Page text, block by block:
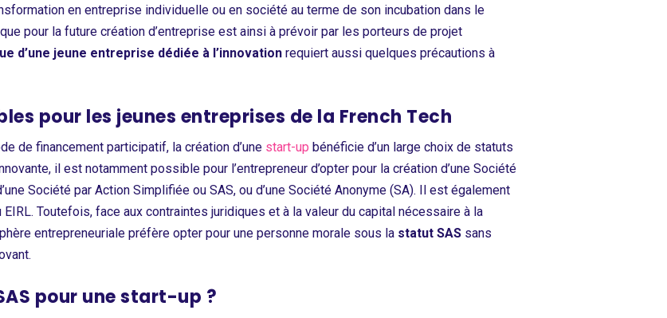
en entreprise individuelle ou en société au terme de son incubation dans le
pour la future création d’entreprise est ainsi à prévoir par les porteurs de projet
d’une jeune entreprise dédiée à l’innovation requiert aussi quelques précautions à
pour les jeunes entreprises de la French Tech
de financement participatif, la création d’une start-up bénéficie d’un large choix de statuts
il est notamment possible pour l’entrepreneur d’opter pour la création d’une Société
Société par Action Simplifiée ou SAS, ou d’une Société Anonyme (SA). Il est également
EIRL. Toutefois, face aux contraintes juridiques et à la valeur du capital nécessaire à la
entrepreneuriale préfère opter pour une personne morale sous la statut SAS sans
pour une start-up ?